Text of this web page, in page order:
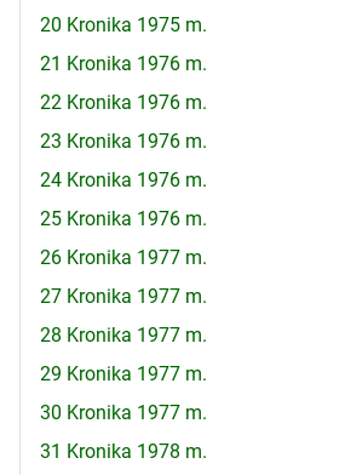
20 Kronika 1975 m.
21 Kronika 1976 m.
22 Kronika 1976 m.
23 Kronika 1976 m.
24 Kronika 1976 m.
25 Kronika 1976 m.
26 Kronika 1977 m.
27 Kronika 1977 m.
28 Kronika 1977 m.
29 Kronika 1977 m.
30 Kronika 1977 m.
31 Kronika 1978 m.